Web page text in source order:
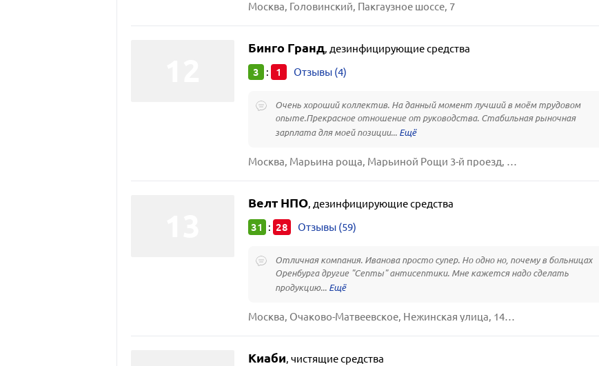
Москва, Головинский, Пакгаузное шоссе, 7
Бинго Гранд, дезинфицирующие средства
3 : 1 Отзывы (4)
Очень хороший коллектив. На данный момент лучший в моём трудовом
опыте.Прекрасное отношение от руководства. Стабильная рыночная
зарплата для моей позиции...
Москва, Марьина роща, Марьиной Рощи 3-й проезд, 40, стр. 1
Велт НПО, дезинфицирующие средства
31 : 28 Отзывы (59)
Отличная компания. Иванова просто супер. Но одно но, почему в больницах
Оренбурга другие "Септы" антисептики. Мне кажется надо сделать
продукцию...
Москва, Очаково-Матвеевское, Нежинская улица, 14, к. 2
Киаби, чистящие средства